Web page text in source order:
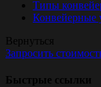
Типы
Конвейерные
Вернуться
Запросить
Быстрые ссылки